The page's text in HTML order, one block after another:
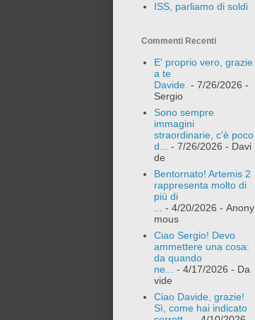
ISS, parliamo di soldi
Commenti Recenti
E' proprio vero, grazie
a te
Davide. - 7/26/2026 -
Sergio
Sono sempre
immagini
straordinarie, c'è poco
d... - 7/26/2026 - Davi
de
Bentornato! Artemis 2
rappresenta molto di
più di
... - 4/20/2026 - Anony
mous
Ciao Sergio! Devo
ammettere una cosa:
da quando
ne... - 4/17/2026 - Da
vide
Ciao Davide, grazie!
Sì, come hai indicato